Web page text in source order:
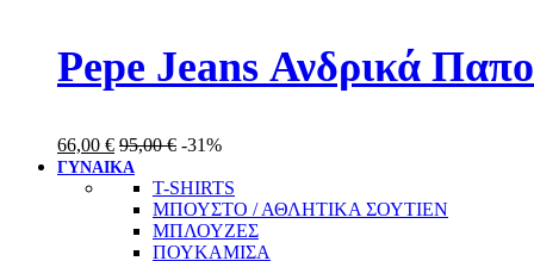
Pepe Jeans Ανδρικά
66,00 € 95,00€ -31%
ΓΥΝΑΙΚΑ
T-SHIRTS
ΜΠΟΥΣΤΟ / ΑΘΛΗΤΙΚΑ ΣΟΥΤΙΕΝ
ΜΠΛΟΥΖΕΣ
ΠΟΥΚΑΜΙΣΑ